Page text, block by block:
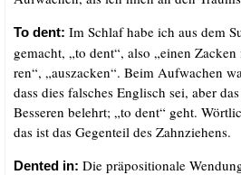
To dent: Im Schlaf habe ich aus dem
gemacht, „to dent“, also „einen
ren“, „aus­za­cken“. Beim Auf­wa­chen
dass dies fal­sches Eng­lisch sei, aber
Bes­se­ren belehrt; „to dent“ geht.
das ist das Gegen­teil des Zahnziehens.
Den­ted in: Die prä­po­si­tio­na­le